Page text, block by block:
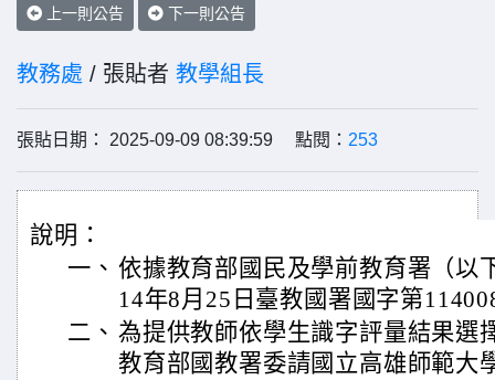
上一則公告 下一則公告
教務處 / 張貼者 教學組長
張貼日期： 2025-09-09 08:39:59 點閱： 253
說明：
一、 依據教育部國民及學前教育署（以
14年8月25日臺教國署國字第
二、 為提供教師依學生識字評量結果選
教育部國教署委請國立高雄師範大